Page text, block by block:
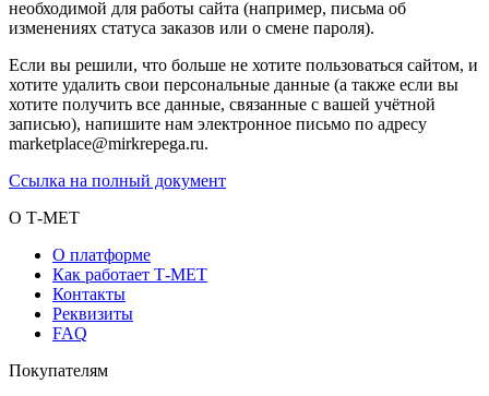
необходимой для работы сайта (например, письма об
изменениях статуса заказов или о смене пароля).
Если вы решили, что больше не хотите пользоваться сайтом, и
хотите удалить свои персональные данные (а также если вы
хотите получить все данные, связанные с вашей учётной
записью), напишите нам электронное письмо по адресу
marketplace@mirkrepega.ru.
Ссылка на полный документ
О Т-МЕТ
О платформе
Как работает Т-МЕТ
Контакты
Реквизиты
FAQ
Покупателям